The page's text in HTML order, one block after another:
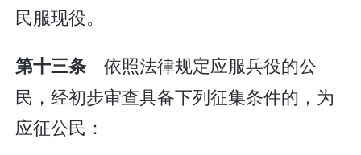
民服现役。
第十三条 依照法律规定应服兵役的公
民，经初步审查具备下列征集条件的，为
应征公民：